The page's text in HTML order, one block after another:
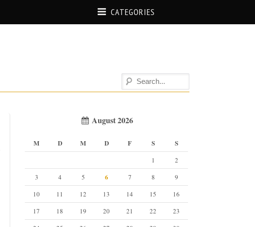
CATEGORIES
August 2026
M D M D F S S
1
2
3
4 5 6 7 8
9
10
11 12 13 14 15
16
17
18 19 20 21 22
23